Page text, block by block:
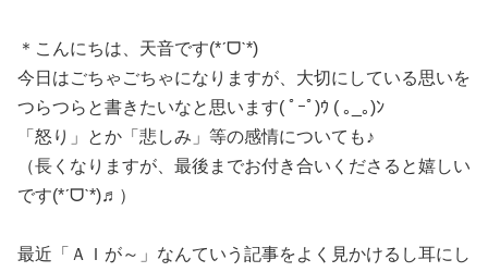
＊こんにちは、天音です(*ˊᗜˋ*)
今日はごちゃごちゃになりますが、大切にしている思いを
つらつらと書きたいなと思います( ﾟｰﾟ)ｳ ( ｡_｡)ﾝ
「怒り」とか「悲しみ」等の感情についても♪
（長くなりますが、最後までお付き合いくださると嬉しい
です(*ˊᗜˋ*)♬）
最近「ＡＩが～」なんていう記事をよく見かけるし耳にし